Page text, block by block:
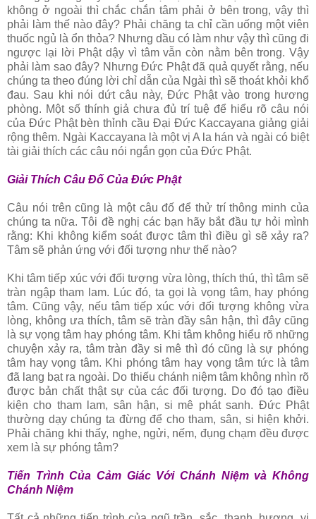
không ở ngoài thì chắc chắn tâm phải ở bên trong, vậy thì
phải làm thế nào đây? Phải chăng ta chỉ cần uống một viên
thuốc ngủ là ổn thỏa? Nhưng dầu có làm như vậy thì cũng đi
ngược lại lời Phật dậy vì tâm vẫn còn nằm bên trong. Vậy
phải làm sao đây? Nhưng Ðức Phật đã quả quyết rằng, nếu
chúng ta theo đúng lời chỉ dẫn của Ngài thì sẽ thoát khỏi khổ
đau. Sau khi nói dứt câu này, Ðức Phật vào trong hương
phòng. Một số thính giả chưa đủ trí tuệ để hiểu rõ câu nói
của Ðức Phật bèn thỉnh cầu Ðại Ðức Kaccayana giảng giải
rộng thêm. Ngài Kaccayana là một vị A la hán và ngài có biệt
tài giải thích các câu nói ngắn gọn của Ðức Phật.
Giải Thích Câu Ðố Của Ðức Phật
Câu nói trên cũng là một câu đố để thử trí thông minh của
chúng ta nữa. Tôi đề nghị các bạn hãy bắt đầu tự hỏi mình
rằng: Khi không kiểm soát được tâm thì điều gì sẽ xảy ra?
Tâm sẽ phản ứng với đối tượng như thế nào?
Khi tâm tiếp xúc với đối tượng vừa lòng, thích thú, thì tâm sẽ
tràn ngập tham lam. Lúc đó, ta gọi là vọng tâm, hay phóng
tâm. Cũng vậy, nếu tâm tiếp xúc với đối tượng không vừa
lòng, không ưa thích, tâm sẽ tràn đầy sân hận, thì đây cũng
là sự vọng tâm hay phóng tâm. Khi tâm không hiểu rõ những
chuyện xảy ra, tâm tràn đầy si mê thì đó cũng là sự phóng
tâm hay vọng tâm. Khi phóng tâm hay vọng tâm tức là tâm
đã lang bạt ra ngoài. Do thiếu chánh niệm tâm không nhìn rõ
được bản chất thật sự của các đối tượng. Do đó tạo điều
kiện cho tham lam, sân hận, si mê phát sanh. Ðức Phật
thường dạy chúng ta đừng để cho tham, sân, si hiện khởi.
Phải chăng khi thấy, nghe, ngửi, nếm, đụng chạm đều được
xem là sự phóng tâm?
Tiến Trình Của Cảm Giác Với Chánh Niệm và Không
Chánh Niệm